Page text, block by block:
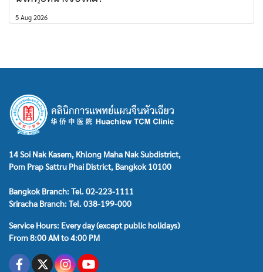
5 Aug 2026
14 Soi Nak Kasem, Khlong Maha Nak Subdistrict,
Pom Prap Sattru Phai District, Bangkok 10100
Bangkok Branch: Tel. 02-223-1111
Sriracha Branch: Tel. 038-199-000
Service Hours: Every day (except public holidays)
From 8:00 AM to 4:00 PM